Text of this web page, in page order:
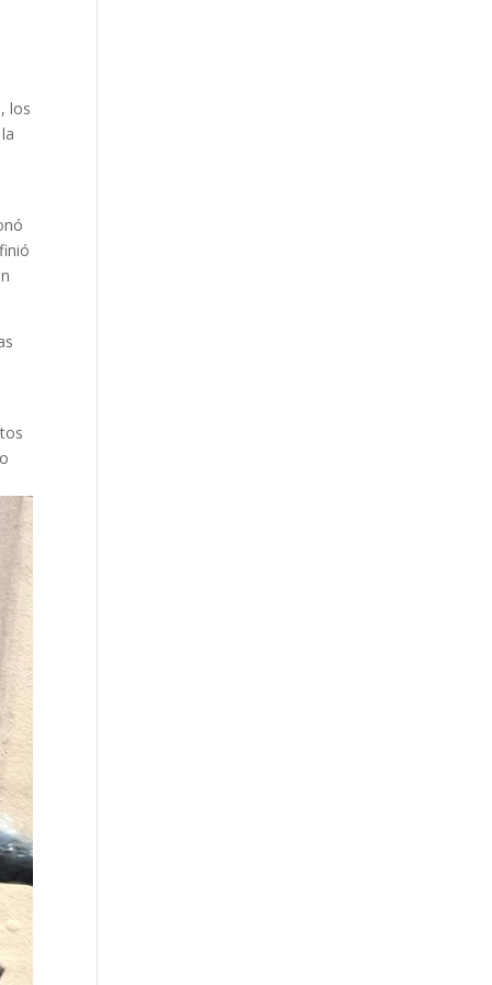
los